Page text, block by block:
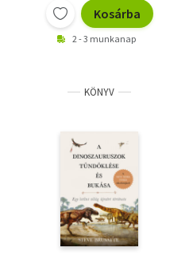
Kosárba
2 - 3 munkanap
KÖNYV